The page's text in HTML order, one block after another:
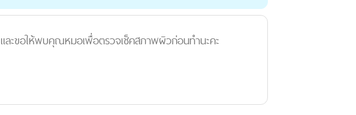
ละขอให้พบคุณหมอเพื่อตรวจเช็คสภาพผิวก่อนทำนะคะ